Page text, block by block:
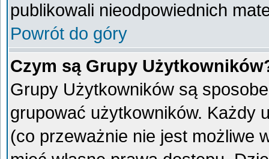
publikowali nieodpowiednich
Powrót do góry
Czym są Grupy
Grupy Użytkowników są
grupować użytkowników. Każdy
(co przeważnie nie jest możliwe